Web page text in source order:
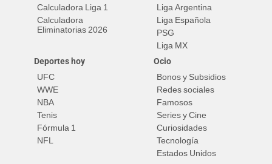
Calculadora Liga 1
Calculadora
Eliminatorias 2026
Liga Argentina
Liga Española
PSG
Liga MX
Deportes hoy
UFC
WWE
NBA
Tenis
Fórmula 1
NFL
Ocio
Bonos y Subsidios
Redes sociales
Famosos
Series y Cine
Curiosidades
Tecnología
Estados Unidos